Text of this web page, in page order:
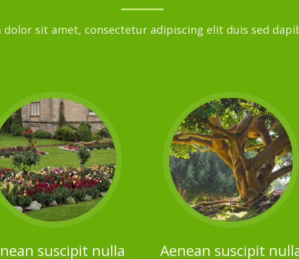
dolor sit amet, consectetur adipiscing elit duis sed
suscipit nulla Aenean suscipit